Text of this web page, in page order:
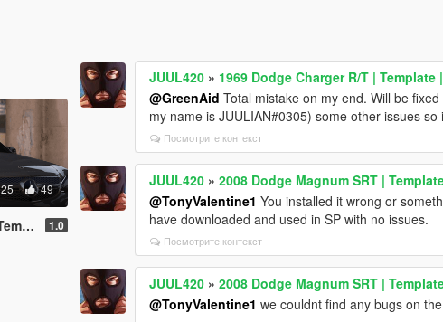
49
Z3D] 1.0
JUUL420 » 1969 Dodge Charger R/T |
@GreenAid Total mistake on my end. Will be
my name is JUULIAN#0305) some other issues
Посмотрите контекст
JUUL420 »2008 Dodge Magnum SRT |
@TonyValentine1 You installed it wrong or
have downloaded and used in SP with no issues.
Посмотрите контекст
JUUL420 »2008 Dodge Magnum SRT |
@TonyValentine1 we couldnt find any bugs on